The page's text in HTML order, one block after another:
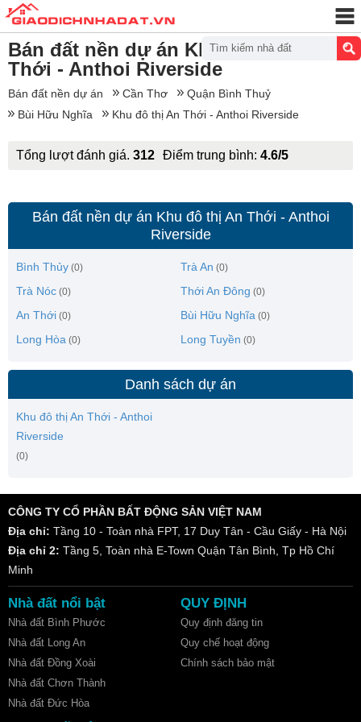
Bán đất nền dự án Khu đô thị An
Thới - Anthoi Riverside
Bán đất nền dự án Cần Thơ
Quận Bình Thuỷ
Bùi Hữu Nghĩa
Khu đô thị An Thới - Anthoi Riverside
Tổng lượt đánh giá. 312 Điểm trung bình: 4.6/5
Bán đất nền dự án Khu đô thị An Thới - Anthoi
Riverside
Bình Thủy (0) Trà An (0)
Trà Nóc (0) Thới An Đông (0)
An Thới (0) Bùi Hữu Nghĩa (0)
Long Hòa (0) Long Tuyền (0)
Danh sách dự án
Khu đô thị An Thới - Anthoi
Riverside
(0)
Tìm kiếm nhà đất
CÔNG TY CỔ PHẦN BẤT ĐỘNG SẢN VIỆT NAM
Địa chỉ: Tầng 10 - Toàn nhà FPT, 17 Duy Tân - Cầu Giấy - Hà Nội
Địa chỉ 2: Tầng 5, Toàn nhà E-Town Quận Tân Bình, Tp Hồ Chí
Minh
Nhà đất nổi bật
Nhà đất Bình Phước
Nhà đất Long An
Nhà đất Đồng Xoài
Nhà đất Chơn Thành
Nhà đất Đức Hòa
QUY ĐỊNH
Quy định đăng tin
Quy chế hoạt động
Chính sách bảo mật